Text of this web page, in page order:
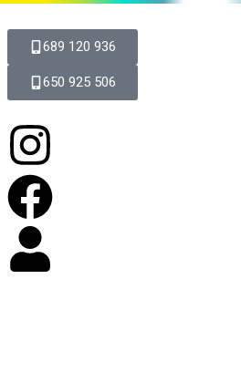
689 120 936
650 925 506